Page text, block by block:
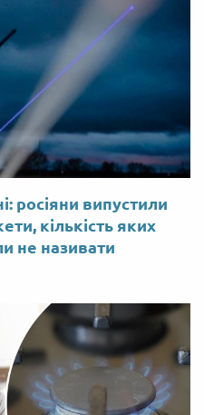
росіяни випустили
кількість яких
не називати